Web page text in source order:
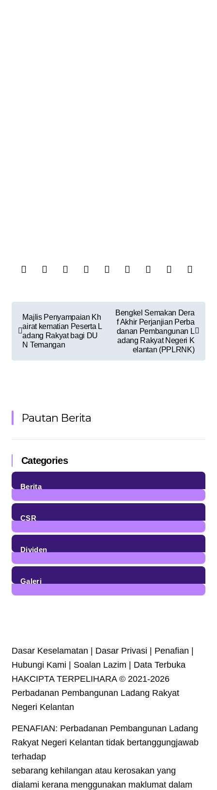
Majlis Penyampaian Kh
airat kematian Peserta L
adang Rakyat bagi DU
N Temangan
Bengkel Semakan Dera
f Akhir Perjanjian Perba
danan Pembangunan L
adang Rakyat Negeri K
elantan (PPLRNK)
Pautan Berita
Categories
Berita
85Posts
CSR
4Posts
Dividen
23Posts
Galeri
Dasar Keselamatan | Dasar Privasi | Penafian |
Hubungi Kami | Soalan Lazim | Data Terbuka
HAKCIPTA TERPELIHARA © 2021-2026
Perbadanan Pembangunan Ladang Rakyat
Negeri Kelantan
PENAFIAN: Perbadanan Pembangunan Ladang
Rakyat Negeri Kelantan tidak bertanggungjawab
terhadap
sebarang kehilangan atau kerosakan yang
dialami kerana menggunakan maklumat dalam